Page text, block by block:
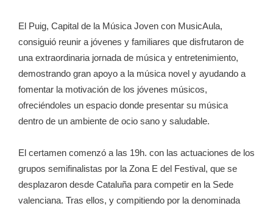
El Puig, Capital de la Música Joven con MusicAula,
consiguió reunir a jóvenes y familiares que disfrutaron de
una extraordinaria jornada de música y entretenimiento,
demostrando gran apoyo a la música novel y ayudando a
fomentar la motivación de los jóvenes músicos,
ofreciéndoles un espacio donde presentar su música
dentro de un ambiente de ocio sano y saludable.
El certamen comenzó a las 19h. con las actuaciones de los
grupos semifinalistas por la Zona E del Festival, que se
desplazaron desde Cataluña para competir en la Sede
valenciana. Tras ellos, y compitiendo por la denominada